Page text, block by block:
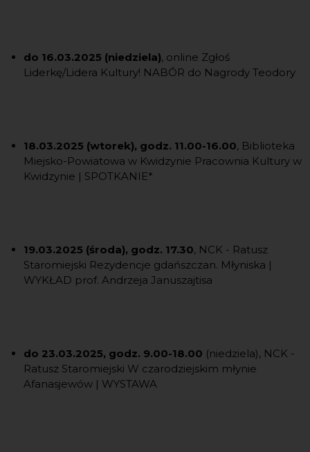
do 16.03.2025 (niedziela), online Zgłoś
Liderkę/Lidera Kultury! NABÓR do Nagrody Teodory
18.03.2025 (wtorek), godz. 11.00-16.00, Biblioteka
Miejsko-Powiatowa w Kwidzynie Pracownia Kultury w
Kwidzynie | SPOTKANIE*
19.03.2025 (środa), godz. 17.30, NCK - Ratusz
Staromiejski Rezydencje gdańszczan. Młyniska |
WYKŁAD prof. Andrzeja Januszajtisa
do 23.03.2025, godz. 9.00-18.00 (niedziela), NCK -
Ratusz Staromiejski W czarodziejskim młynie
Afanasjewów | WYSTAWA